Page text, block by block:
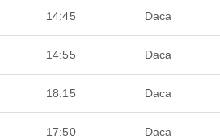
14:45 Daca
14:55 Daca
18:15 Daca
17:50 Daca